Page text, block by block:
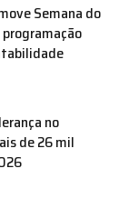
Semana do
no
de 26 mil